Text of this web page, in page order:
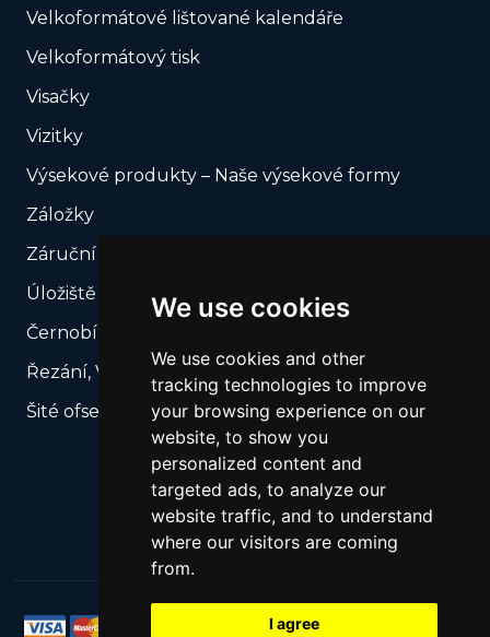
We use cookies
We use cookies and other
tracking technologies to improve
your browsing experience on our
website, to show you
personalized content and
targeted ads, to analyze our
website traffic, and to understand
where our visitors are coming
from.
I agree
Velkoformátové lištované kalendáře
Velkoformátový tisk
Visačky
Vizitky
Výsekové produkty – Naše výsekové formy
Záložky
Záruční plomby
Úložiště USB
Černobílý tisk
Řezání, Výsek podle vašeho rozkroje
Šité ofsetové katalogy